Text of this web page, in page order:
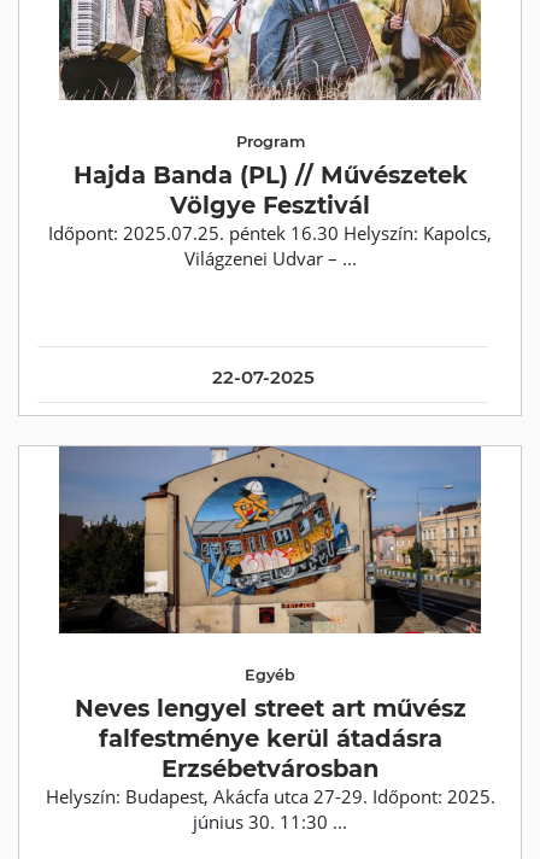
22-07-2025
Program
Hajda Banda (PL) // Művészetek
Völgye Fesztivál
Időpont: 2025.07.25. péntek 16.30 Helyszín: Kapolcs,
Világzenei Udvar – ...
Egyéb
Neves lengyel street art művész
falfestménye kerül átadásra
Erzsébetvárosban
Helyszín: Budapest, Akácfa utca 27-29. Időpont: 2025.
június 30. 11:30 ...